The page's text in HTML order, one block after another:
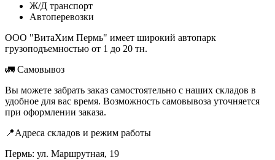
Ж/Д транспорт
Автоперевозки
ООО "ВитаХим Пермь" имеет широкий автопарк
грузоподъемностью от 1 до 20 тн.
🚛 Самовывоз
Вы можете забрать заказ самостоятельно с наших складов в
удобное для вас время. Возможность самовывоза уточняется
при оформлении заказа.
📍Адреса складов и режим работы
Пермь: ул. Маршрутная, 19